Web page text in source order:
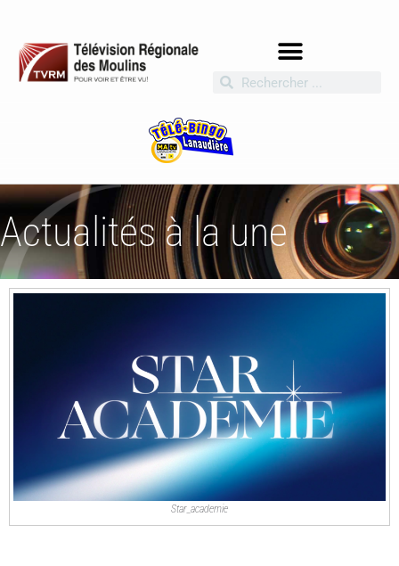
Actualités à la une
Star_academie